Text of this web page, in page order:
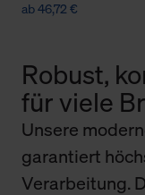
ab 46,72 €
Robust,
für viele
Unsere
garantiert
Verarbeitung.